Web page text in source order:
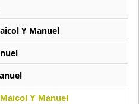
Y Manuel
Y Manuel